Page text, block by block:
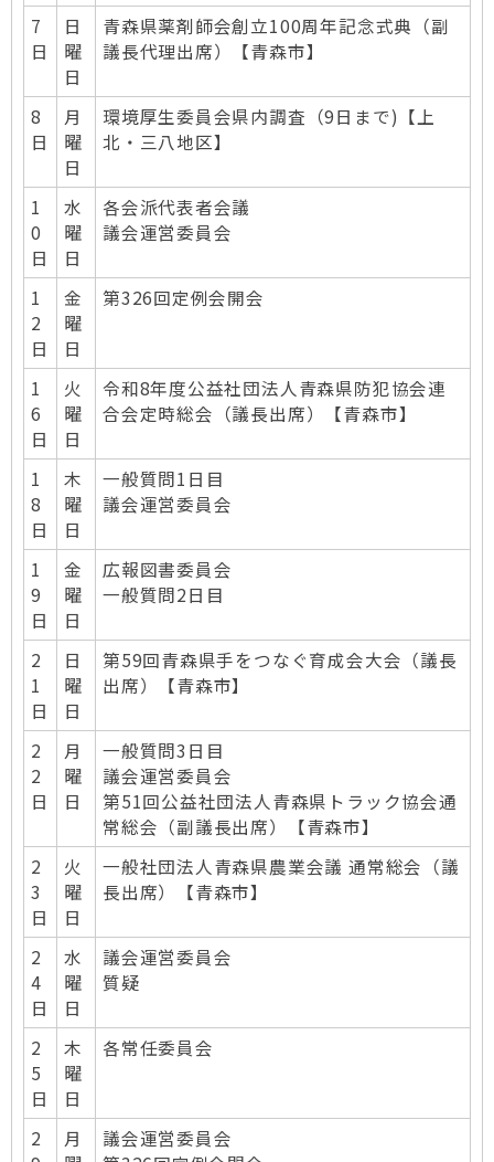
7
日
日
曜
日
青森県薬剤師会創立100周年記念式典（副
議長代理出席）【青森市】
8
日
月
曜
日
環境厚生委員会県内調査（9日まで)【上
北・三八地区】
1
0
日
水
曜
日
各会派代表者会議
議会運営委員会
1
2
日
金
曜
日
第326回定例会開会
1
6
日
火
曜
日
令和8年度公益社団法人青森県防犯協会連
合会定時総会（議長出席）【青森市】
1
8
日
木
曜
日
一般質問1日目
議会運営委員会
1
9
日
金
曜
日
広報図書委員会
一般質問2日目
2
1
日
日
曜
日
第59回青森県手をつなぐ育成会大会（議長
出席）【青森市】
2
2
日
月
曜
日
一般質問3日目
議会運営委員会
第51回公益社団法人青森県トラック協会通
常総会（副議長出席）【青森市】
2
3
日
火
曜
日
一般社団法人青森県農業会議 通常総会（議
長出席）【青森市】
2
4
日
水
曜
日
議会運営委員会
質疑
2
5
日
木
曜
日
各常任委員会
2
月
議会運営委員会